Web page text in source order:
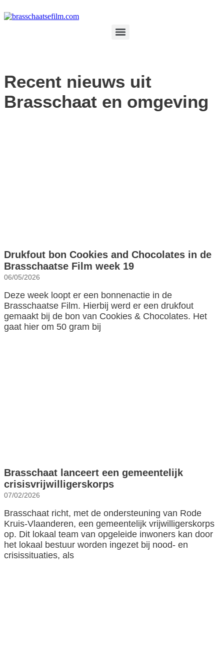
naar
Recent nieuws uit
Brasschaat en omgeving
Drukfout bon Cookies and Chocolates in de
Brasschaatse Film week 19
06/05/2026
Deze week loopt er een bonnenactie in de
Brasschaatse Film. Hierbij werd er een drukfout
gemaakt bij de bon van Cookies & Chocolates. Het
gaat hier om 50 gram bij
Brasschaat lanceert een gemeentelijk
crisisvrijwilligerskorps
07/02/2026
Brasschaat richt, met de ondersteuning van Rode
Kruis-Vlaanderen, een gemeentelijk vrijwilligerskorps
op. Dit lokaal team van opgeleide inwoners kan door
het lokaal bestuur worden ingezet bij nood- en
crisissituaties, als